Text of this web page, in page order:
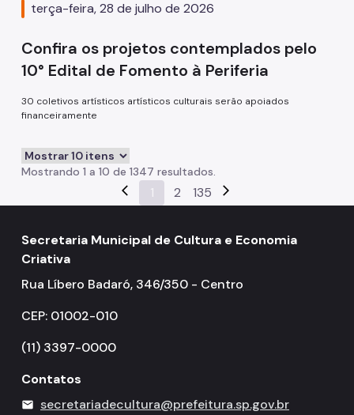
terça-feira, 28 de julho de 2026
Confira os projetos contemplados pelo
10° Edital de Fomento à Periferia
30 coletivos artísticos artísticos culturais serão apoiados
financeiramente
Mostrando 1 a 10 de 1347 resultados.
arrow_back_ios 1 2 135 arrow_forward_ios
Secretaria Municipal de Cultura e Economia
Criativa
Rua Líbero Badaró, 346/350 - Centro
CEP: 01002-010
(11) 3397-0000
Contatos
mail secretariadecultura@prefeitura.sp.gov.br